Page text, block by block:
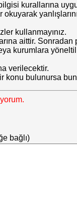
kurallarına
kullanmayınız.
aittir.
kurumlara
verilecektir.
konu bulunursa
bağlı)